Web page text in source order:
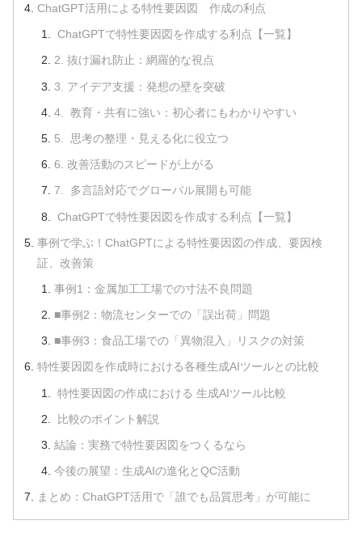
ChatGPT活用による特性要因図 作成の利点
ChatGPTで特性要因図を作成する利点【一覧】
2. 抜け漏れ防止：網羅的な視点
3. アイデア支援：発想の壁を突破
4. 教育・共有に強い：初心者にもわかりやすい
5. 思考の整理・見える化に役立つ
6. 改善活動のスピードが上がる
7. 多言語対応でグローバル展開も可能
ChatGPTで特性要因図を作成する利点【一覧】
事例で学ぶ！ChatGPTによる特性要因図の作成、要因検
証、改善策
事例1：金属加工工場での寸法不良問題
■事例2：物流センターでの「誤出荷」問題
■事例3：食品工場での「異物混入」リスクの対策
特性要因図を作成時における各種生成AIツールとの比較
特性要因図の作成における 生成AIツール比較
比較のポイント解説
結論：実務で特性要因図をつくるなら
今後の展望：生成AIの進化とQC活動
まとめ：ChatGPT活用で「誰でも品質思考」が可能に